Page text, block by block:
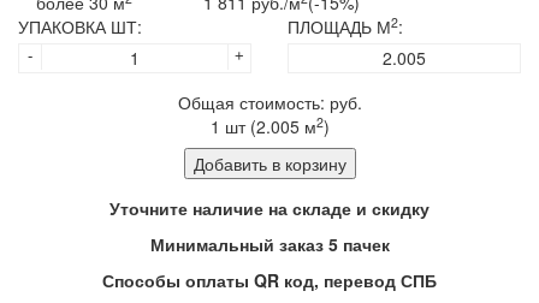
УПАКОВКА ШТ:
+
-
ПЛОЩАДЬ М2:
Общая стоимость: руб.
1 шт (2.005м2)
Добавить в корзину
Уточните наличие на складе и скидку
Минимальный заказ 5 пачек
Способы оплаты QR код, перевод СПБ